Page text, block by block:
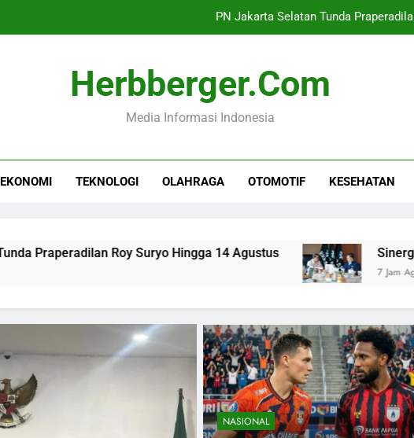
Sinergi Kemenekraf dan
Industri TPT Tumbuh Pesat,
PN Jakarta Selatan Tunda
Mutasi 22 Pati dan Pamen
Herbberger.com
Media Informasi Indonesia
EKONOMI TEKNOLOGI OLAHRAGA OTOMOTIF KESEHATAN
Suryo Hingga 14 Agustus Sinergi Kemenekraf dan
7 Jam Ago
NASIONAL